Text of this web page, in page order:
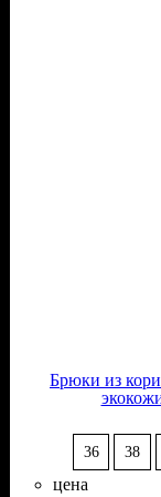
Брюки из
36 38
цена